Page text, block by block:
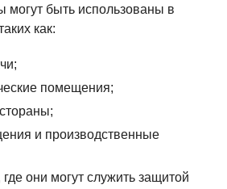
могут быть использованы в
как:
помещения;
и производственные
они могут служить защитой